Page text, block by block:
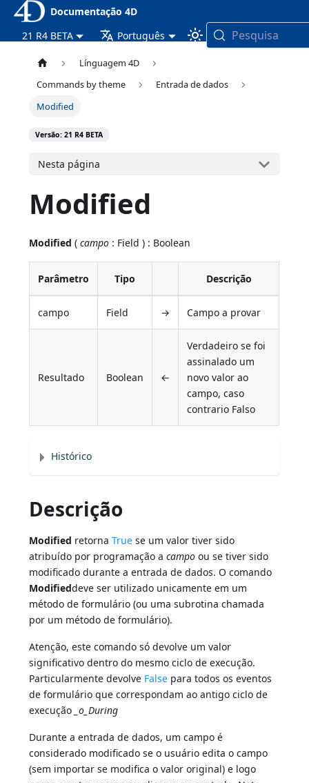
Documentação 4D
21 R4 BETA
Português Pesquisa
Línguagem 4D
Commands by theme
Entrada de dados
Modified
Versão: 21 R4 BETA
Nesta página
Modified
Modified (campo : Field ) : Boolean
Parâmetro Tipo Descrição
campo Field → Campo a provar
Resultado Boolean ←
Verdadeiro se foi
assinalado um
novo valor ao
campo, caso
contrario Falso
Histórico
Descrição
Modified retornaTrue se um valor tiver sido
atribuído por programação acampo ou se tiver sido
modificado durante a entrada de dados. O comando
Modifieddeve ser utilizado unicamente em um
método de formulário (ou uma subrotina chamada
por um método de formulário).
Atenção, este comando só devolve um valor
significativo dentro do mesmo ciclo de execução.
Particularmente devolve False para todos os eventos
de formulário que correspondam ao antigo ciclo de
execução _o_During
Durante a entrada de dados, um campo é
considerado modificado se o usuário edita o campo
(sem importar se modifica o valor original) e logo